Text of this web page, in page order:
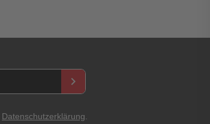
keyboard_arrow_right
Datenschutzerklärung